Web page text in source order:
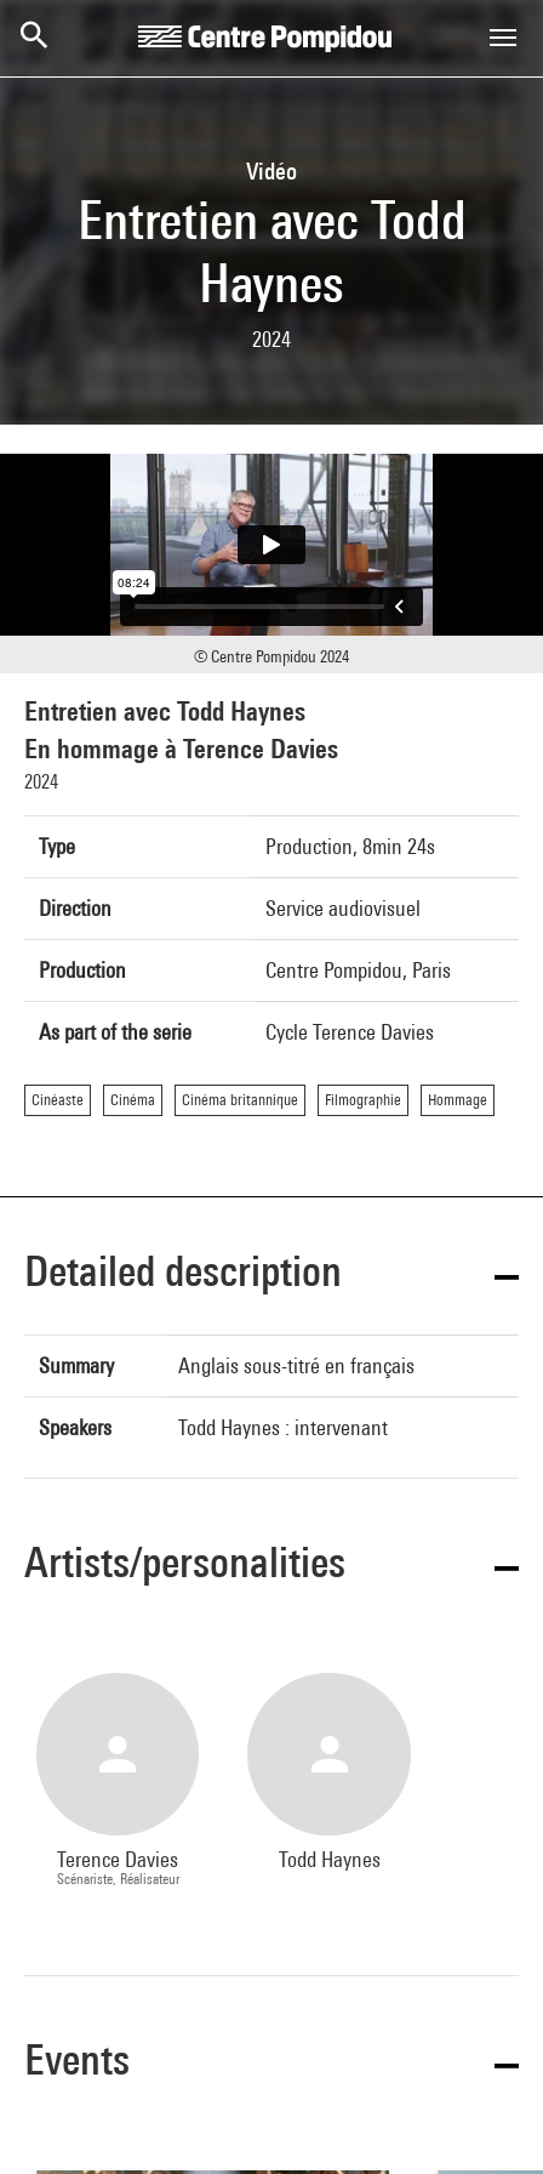
Vidéo
Entretien avec Todd
Haynes
2024
Entretien avec Todd Haynes
En hommage à Terence Davies
2024
Type Production, 8min 24s
Direction Service audiovisuel
Production Centre Pompidou, Paris
As part of the serie Cycle Terence Davies
Cinéaste Cinéma Cinéma britannique Filmographie Hommage
© Centre Pompidou 2024
Detailed description
Summary Anglais sous-titré en français
Speakers Todd Haynes : intervenant
Artists/personalities
Terence Davies
Scénariste, Réalisateur
Todd Haynes
Events